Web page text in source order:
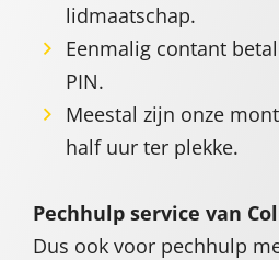
lidmaatschap.
Eenmalig contant
PIN.
Meestal zijn onze
half uur ter plekke.
Pechhulp service van
Dus ook voor pechhulp